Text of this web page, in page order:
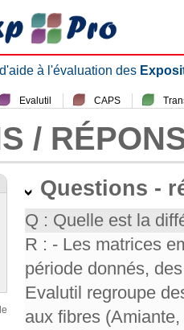
à l'évaluation des
Evalutil CAPS
/
Questions -
Q : Quelle est la
R : - Les matrices
période donnés,
Evalutil regroupe
aux fibres